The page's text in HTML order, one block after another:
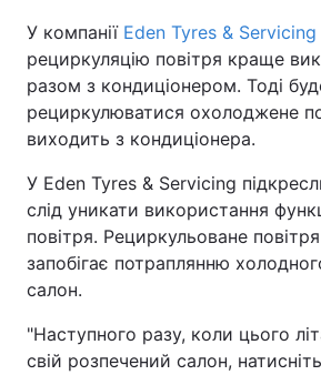
У компанії Eden Tyres & Servicing
рециркуляцію повітря краще
разом з кондиціонером. Тоді
рециркулюватися охолоджене
виходить з кондиціонера.
У Eden Tyres & Servicing
слід уникати використання
повітря. Рециркульоване
запобігає потраплянню
салон.
"Наступного разу, коли цього
свій розпечений салон,